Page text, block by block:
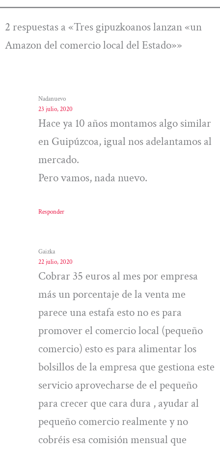
2 respuestas a «Tres gipuzkoanos lanzan «un
Amazon del comercio local del Estado»»
Nadanuevo
23 julio, 2020
Hace ya 10 años montamos algo similar
en Guipúzcoa, igual nos adelantamos al
mercado.
Pero vamos, nada nuevo.
Responder
Gaizka
22 julio, 2020
Cobrar 35 euros al mes por empresa
más un porcentaje de la venta me
parece una estafa esto no es para
promover el comercio local (pequeño
comercio) esto es para alimentar los
bolsillos de la empresa que gestiona este
servicio aprovecharse de el pequeño
para crecer que cara dura , ayudar al
pequeño comercio realmente y no
cobréis esa comisión mensual que